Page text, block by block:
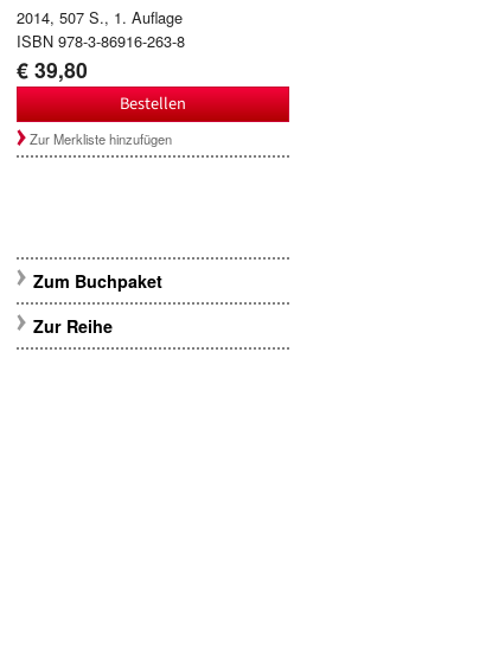
2014, 507 S., 1. Auflage
ISBN 978-3-86916-263-8
€ 39,80
Bestellen
Zur Merkliste hinzufügen
Zum Buchpaket
Zur Reihe